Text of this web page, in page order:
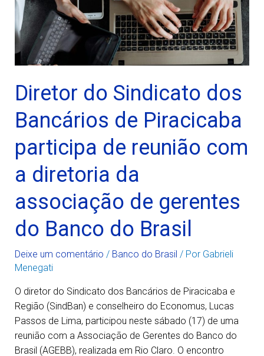
Diretor do Sindicato dos
Bancários de Piracicaba
participa de reunião com
a diretoria da
associação de gerentes
do Banco do Brasil
Deixe um comentário / Banco do Brasil / Por Gabrieli
Menegati
O diretor do Sindicato dos Bancários de Piracicaba e
Região (SindBan) e conselheiro do Economus, Lucas
Passos de Lima, participou neste sábado (17) de uma
reunião com a Associação de Gerentes do Banco do
Brasil (AGEBB), realizada em Rio Claro. O encontro